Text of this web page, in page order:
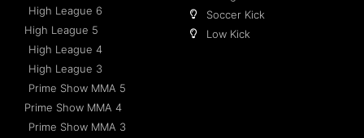
High League 6
High League 5
High League 4
High League 3
Prime Show MMA 5
Prime Show MMA 4
Prime Show MMA 3
Soccer Kick
Low Kick